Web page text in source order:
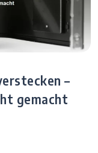
–
gemacht